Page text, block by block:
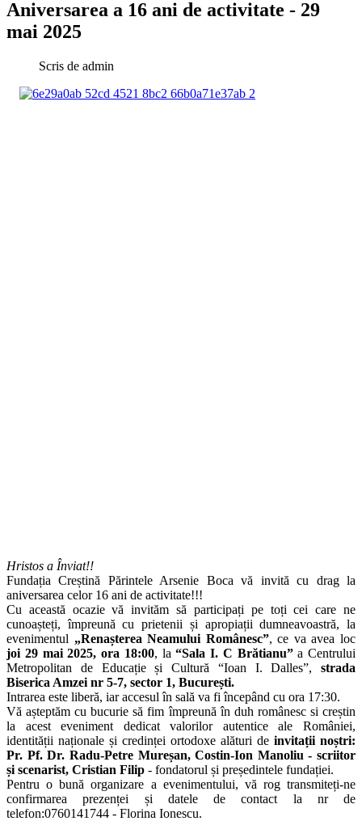
Aniversarea a 16 ani de activitate - 29
mai 2025
Scris de admin
Hristos a Înviat!!
Fundația Creștină Părintele Arsenie Boca vă invită cu drag la
aniversarea celor 16 ani de activitate!!!
Cu această ocazie vă invităm să participați pe toți cei care ne
cunoașteți, împreună cu prietenii și apropiații dumneavoastră, la
evenimentul „Renașterea Neamului Românesc”, ce va avea loc
joi 29 mai 2025, ora 18:00, la“Sala I. C Brătianu”a Centrului
Metropolitan de Educație și Cultură “Ioan I. Dalles”, strada
Biserica Amzei nr 5-7, sector 1, București.
Intrarea este liberă, iar accesul în sală va fi începând cu ora 17:30.
Vă așteptăm cu bucurie să fim împreună în duh românesc si creștin
la acest eveniment dedicat valorilor autentice ale României,
identității naționale și credinței ortodoxe alături de invitații noștri:
Pr. Pf. Dr. Radu-Petre Mureșan, Costin-Ion Manoliu - scriitor
și scenarist, Cristian Filip - fondatorul și președintele fundației.
Pentru o bună organizare a evenimentului, vă rog transmiteți-ne
confirmarea prezenței și datele de contact la nr de
telefon:0760141744 - Florina Ionescu.